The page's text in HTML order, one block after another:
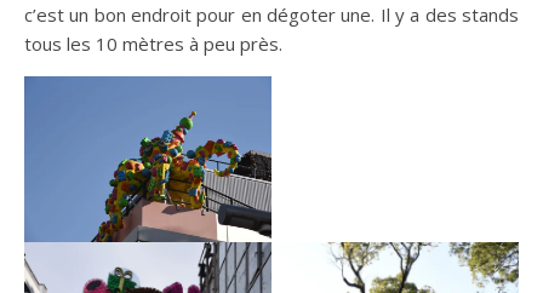
c’est un bon endroit pour en dégoter une. Il y a des stands
tous les 10 mètres à peu près.